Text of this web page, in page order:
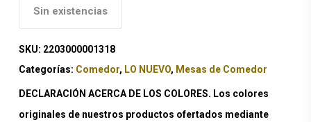
Sin existencias
SKU: 2203000001318
Categorías: Comedor, LO NUEVO, Mesas de Comedor
DECLARACIÓN ACERCA DE LOS COLORES. Los colores
originales de nuestros productos ofertados mediante